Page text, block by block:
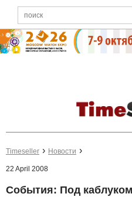
Timeseller Новости
22 April 2008
События: Под